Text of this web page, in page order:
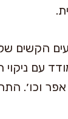
הקשים של
עם
וכו׳.